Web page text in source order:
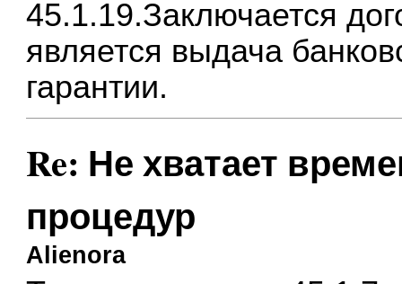
45.1.19.Заключается
является выдача
гарантии.
Re: Не хватает
процедур
Alienora